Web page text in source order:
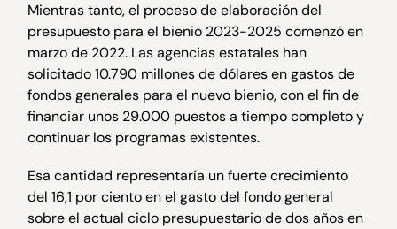
Mientras tanto, el proceso de elaboración del
presupuesto para el bienio 2023-2025 comenzó en
marzo de 2022. Las agencias estatales han
solicitado 10.790 millones de dólares en gastos de
fondos generales para el nuevo bienio, con el fin de
financiar unos 29.000 puestos a tiempo completo y
continuar los programas existentes.
Esa cantidad representaría un fuerte crecimiento
del 16,1 por ciento en el gasto del fondo general
sobre el actual ciclo presupuestario de dos años en